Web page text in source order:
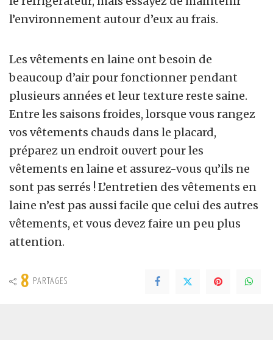
l’environnement autour d’eux au frais.
Les vêtements en laine ont besoin de
beaucoup d’air pour fonctionner pendant
plusieurs années et leur texture reste saine.
Entre les saisons froides, lorsque vous rangez
vos vêtements chauds dans le placard,
préparez un endroit ouvert pour les
vêtements en laine et assurez-vous qu’ils ne
sont pas serrés ! L’entretien des vêtements en
laine n’est pas aussi facile que celui des autres
vêtements, et vous devez faire un peu plus
attention.
8 PARTAGES